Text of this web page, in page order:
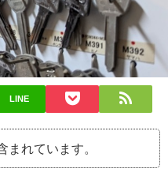
LINE
まれています。